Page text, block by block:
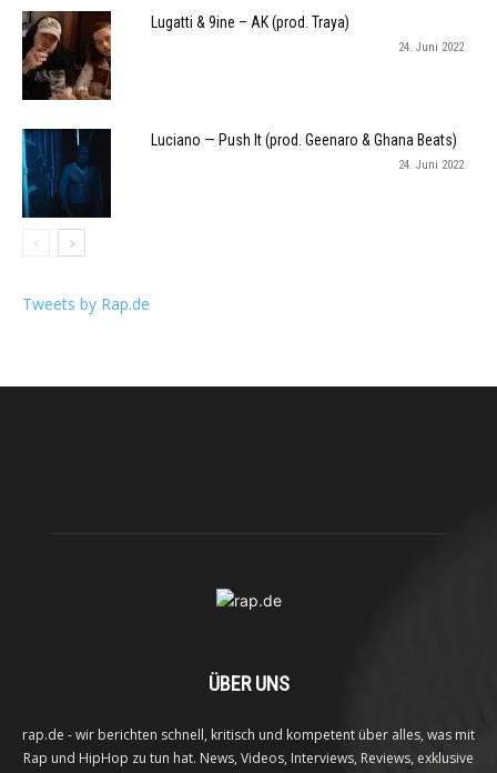
Lugatti & 9ine – AK (prod. Traya)
24. Juni 2022
Luciano — Push It (prod. Geenaro & Ghana Beats)
24. Juni 2022
Tweets by Rap.de
ÜBER UNS
rap.de - wir berichten schnell, kritisch und kompetent über alles, was mit
Rap und HipHop zu tun hat. News, Videos, Interviews, Reviews, exklusive